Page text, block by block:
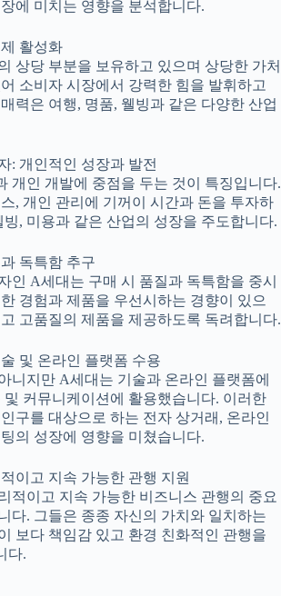
에 미치는 영향을 분석합니다.
활성화
상당 부분을 보유하고 있으며 상당한 가처
소비자 시장에서 강력한 힘을 발휘하고
력은 여행, 명품, 웰빙과 같은 다양한 산업
: 개인적인 성장과 발전
개인 개발에 중점을 두는 것이 특징입니다.
, 개인 관리에 기꺼이 시간과 돈을 투자하
빙, 미용과 같은 산업의 성장을 주도합니다.
독특함 추구
인 A세대는 구매 시 품질과 독특함을 중시
경험과 제품을 우선시하는 경향이 있으
고품질의 제품을 제공하도록 독려합니다.
및 온라인 플랫폼 수용
니지만 A세대는 기술과 온라인 플랫폼에
및 커뮤니케이션에 활용했습니다. 이러한
구를 대상으로 하는 전자 상거래, 온라인
의 성장에 영향을 미쳤습니다.
이고 지속 가능한 관행 지원
적이고 지속 가능한 비즈니스 관행의 중요
다. 그들은 종종 자신의 가치와 일치하는
보다 책임감 있고 환경 친화적인 관행을
다.